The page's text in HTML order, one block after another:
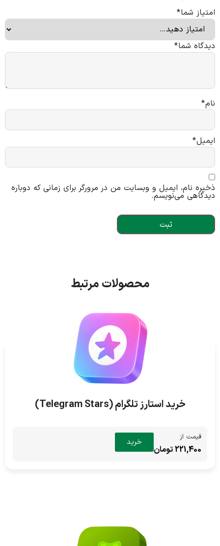
امتیاز شما*
دیدگاه شما*
نام*
ایمیل*
ذخیره نام، ایمیل و وبسایت من در مرورگر برای زمانی که دوباره
دیدگاهی می‌نویسم.
محصولات مرتبط
خرید استارز تلگرام (Telegram Stars)
قیمت از
221,400 تومان
خرید